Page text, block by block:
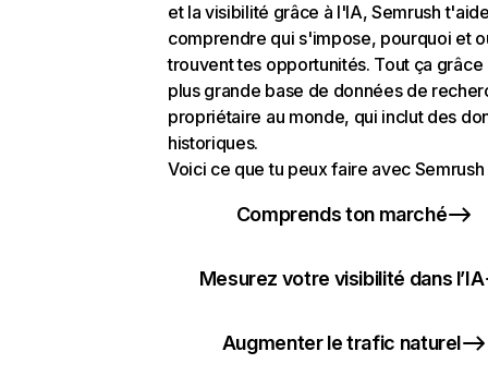
et la visibilité grâce à l'IA, Semrush
comprendre qui s'impose, pourquoi et
trouvent tes opportunités. Tout ça grâce
plus grande base de données de
propriétaire au monde, qui inclut des
historiques.
Voici ce que tu peux faire avec Semrush
Comprends ton marché
Mesurez votre visibilité dans l’IA
Augmenter le trafic naturel